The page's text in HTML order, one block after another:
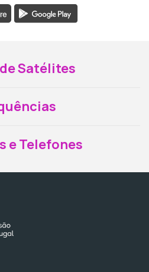
Satélites
e Telefones